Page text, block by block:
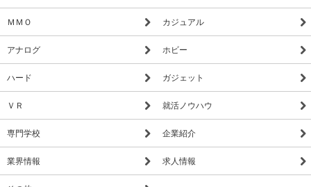
ＭＭＯ カジュアル
アナログ ホビー
ハード ガジェット
ＶＲ 就活ノウハウ
専門学校 企業紹介
業界情報 求人情報